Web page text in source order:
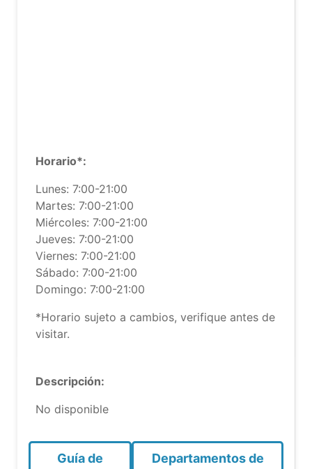
Horario*:
Lunes: 7:00-21:00
Martes: 7:00-21:00
Miércoles: 7:00-21:00
Jueves: 7:00-21:00
Viernes: 7:00-21:00
Sábado: 7:00-21:00
Domingo: 7:00-21:00
*Horario sujeto a cambios, verifique antes de
visitar.
Descripción:
No disponible
Guía de
Departamentos de